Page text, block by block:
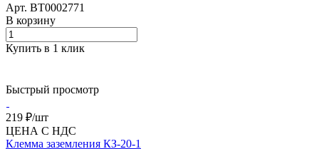
Арт. BT0002771
В корзину
Купить в 1 клик
Быстрый просмотр
219 ₽/шт
ЦЕНА С НДС
Клемма заземления КЗ-20-1